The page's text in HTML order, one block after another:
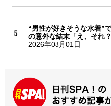
“男性が好きそうな水着”
の意外な結末「え、それ
2026年08月01日